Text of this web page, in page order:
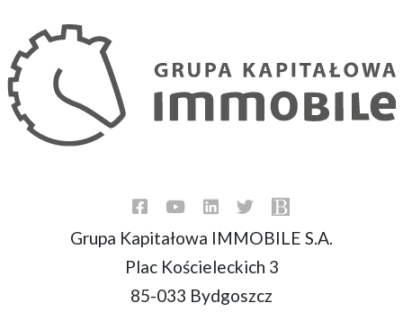
Grupa Kapitałowa IMMOBILE S.A.
Plac Kościeleckich 3
85-033 Bydgoszcz